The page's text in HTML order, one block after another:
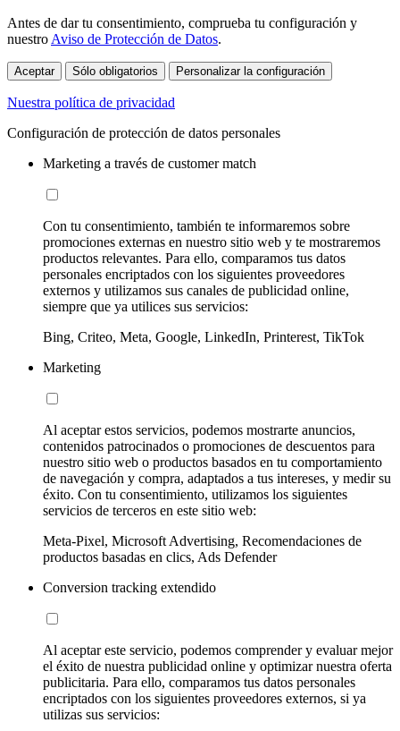
Antes de dar tu consentimiento, comprueba tu configuración y
nuestro Aviso de Protección de Datos.
Aceptar Sólo obligatorios Personalizar la configuración
Nuestra política de privacidad
Configuración de protección de datos personales
Marketing a través de customer match
Con tu consentimiento, también te informaremos sobre
promociones externas en nuestro sitio web y te mostraremos
productos relevantes. Para ello, comparamos tus datos
personales encriptados con los siguientes proveedores
externos y utilizamos sus canales de publicidad online,
siempre que ya utilices sus servicios:
Bing, Criteo, Meta, Google, LinkedIn, Printerest, TikTok
Marketing
Al aceptar estos servicios, podemos mostrarte anuncios,
contenidos patrocinados o promociones de descuentos para
nuestro sitio web o productos basados en tu comportamiento
de navegación y compra, adaptados a tus intereses, y medir su
éxito. Con tu consentimiento, utilizamos los siguientes
servicios de terceros en este sitio web:
Meta-Pixel, Microsoft Advertising, Recomendaciones de
productos basadas en clics, Ads Defender
Conversion tracking extendido
Al aceptar este servicio, podemos comprender y evaluar mejor
el éxito de nuestra publicidad online y optimizar nuestra oferta
publicitaria. Para ello, comparamos tus datos personales
encriptados con los siguientes proveedores externos, si ya
utilizas sus servicios: